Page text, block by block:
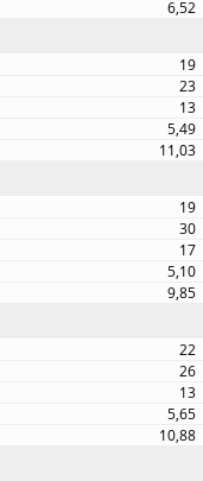
6,52
19
23
13
5,49
11,03
19
30
17
5,10
9,85
22
26
13
5,65
10,88